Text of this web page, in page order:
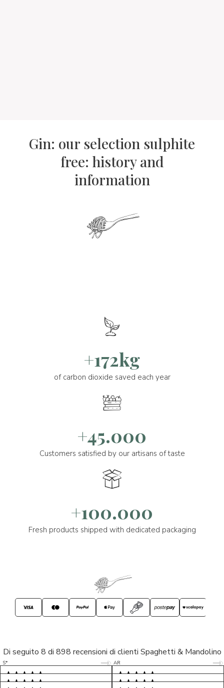
Gin: our selection sulphite
free: history and
information
+172kg
of carbon dioxide saved each year
+45.000
Customers satisfied by our artisans of taste
+100.000
Fresh products shipped with dedicated packaging
Di seguito 8 di 898 recensioni di clienti Spaghetti & Mandolino
S* 5/5
LP 5/5
M* 5/5
AR 5/5
D* 5/5
S* 5/5